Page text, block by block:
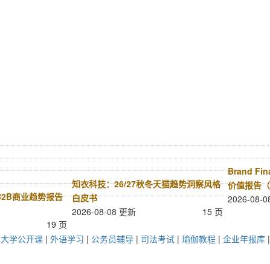
Brand
价值报告
2026-08-
知衣科技：26/27秋冬天猫趋势洞察风格
白皮书
2026-08-08 更新
15 页
商业趋势报告
19 页
大学公开课 | 外语学习 | 公务员辅导 | 司法考试 | 瑜伽教程 | 企业年报库